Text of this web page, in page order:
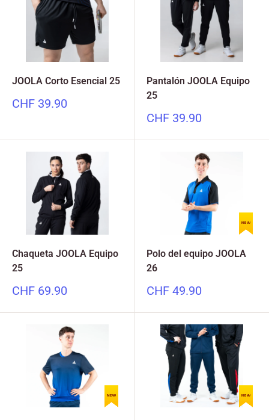
JOOLA Corto Esencial 25
Precio
CHF 39.90
Pantalón JOOLA Equipo
25
Precio
CHF 39.90
Chaqueta JOOLA Equipo
25
Precio
CHF 69.90
Polo del equipo JOOLA
26
Precio
CHF 49.90